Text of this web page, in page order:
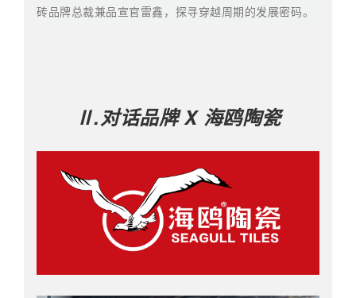
砖品牌总裁兼品宣官雷鑫，探寻穿越周期的发展密码。
Ⅱ.对话品牌X 海鸥陶瓷